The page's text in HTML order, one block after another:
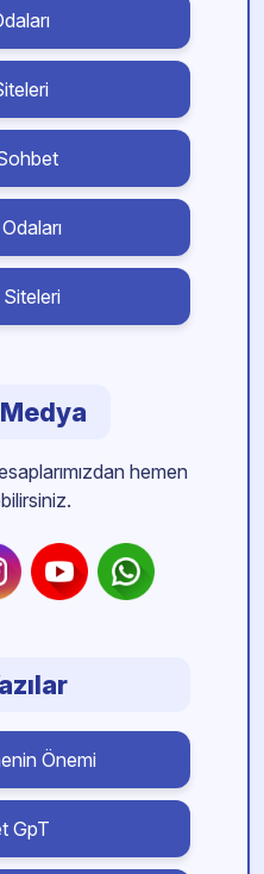
hemen
Önemi
GpT